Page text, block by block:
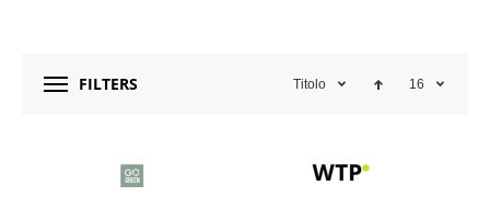
FILTERS Titolo 16